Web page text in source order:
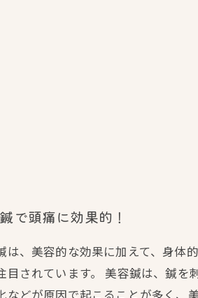
で頭痛に効果的！
は、美容的な効果に加えて、身体
目されています。 美容鍼は、鍼
などが原因で起こることが多く、